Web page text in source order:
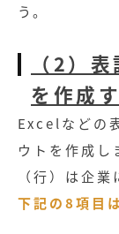
う。
（2）
を作成
Excelなどの
ウトを作成し
（行）は企
下記の8項目